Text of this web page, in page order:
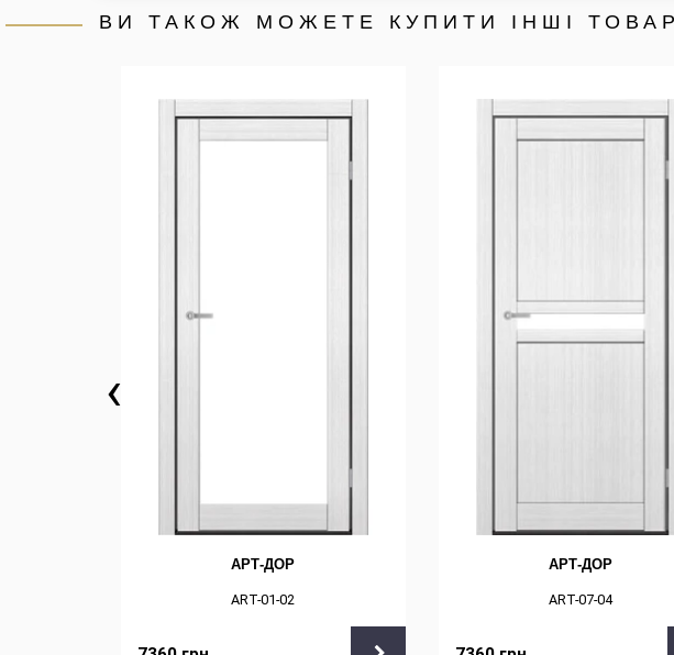
ВИ ТАКОЖ МОЖЕТЕ КУПИТИ ІНШІ
АРТ-ДОР
ART-01-02
АРТ-ДОР
ART-07-04
‹